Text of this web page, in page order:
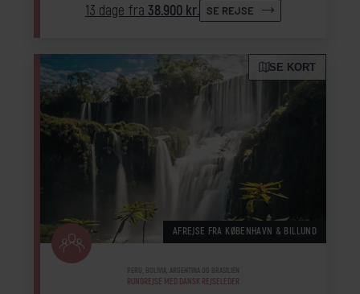
13 dage fra 38.900 kr. SE REJSE
SE KORT
AFREJSE FRA KØBENHAVN & BILLUND
PERU, BOLIVIA, ARGENTINA OG BRASILIEN
RUNDREJSE MED DANSK REJSELEDER